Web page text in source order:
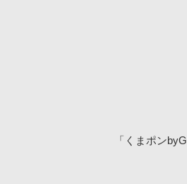
「くまポン